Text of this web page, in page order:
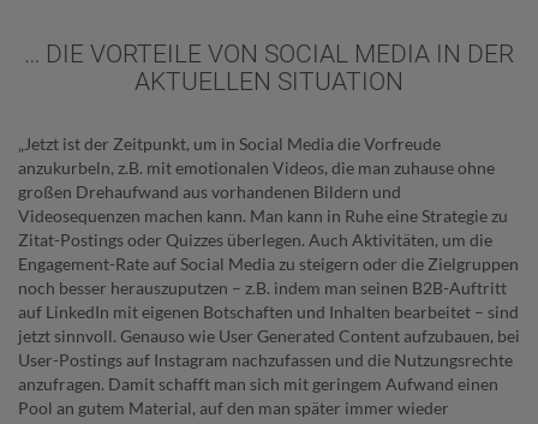
… DIE VORTEILE VON SOCIAL MEDIA IN DER
AKTUELLEN SITUATION
„Jetzt ist der Zeitpunkt, um in Social Media die Vorfreude
anzukurbeln, z.B. mit emotionalen Videos, die man zuhause ohne
großen Drehaufwand aus vorhandenen Bildern und
Videosequenzen machen kann. Man kann in Ruhe eine Strategie zu
Zitat-Postings oder Quizzes überlegen. Auch Aktivitäten, um die
Engagement-Rate aufSocial Media zu steigern oder die Zielgruppen
noch besser herauszuputzen – z.B. indem man seinen B2B-Auftritt
auf LinkedIn mit eigenen Botschaften und Inhalten bearbeitet – sind
jetzt sinnvoll. Genauso wie User Generated Content aufzubauen, bei
User-Postings auf Instagram nachzufassen und die Nutzungsrechte
anzufragen. Damit schafft man sich mit geringem Aufwand einen
Pool an gutem Material, auf den man später immer wieder